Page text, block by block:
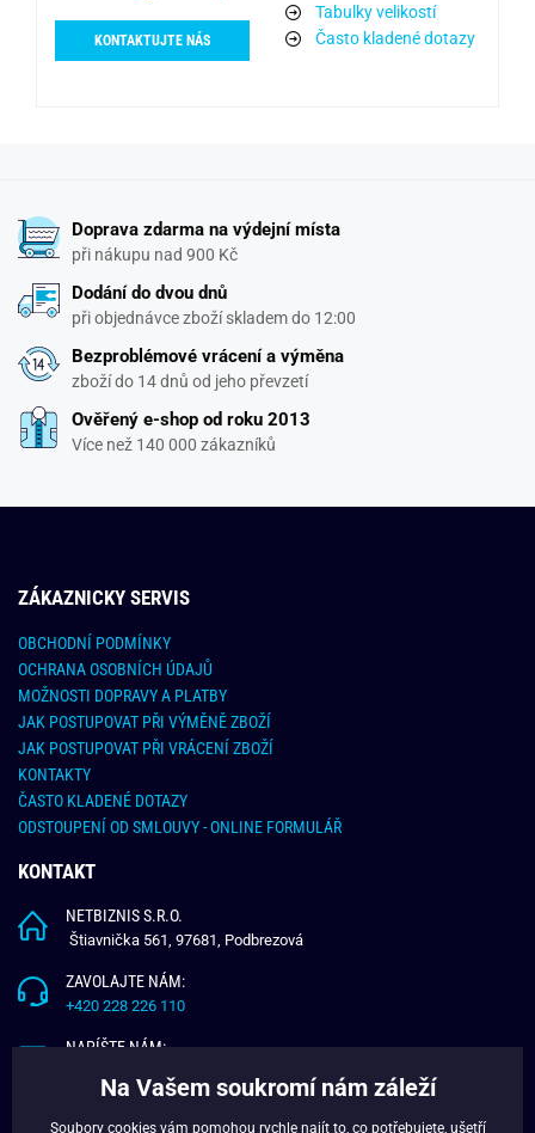
KONTAKTUJTE NÁS
Tabulky velikostí
Často kladené dotazy
Doprava zdarma na výdejní místa
při nákupu nad 900 Kč
Dodání do dvou dnů
při objednávce zboží skladem do 12:00
Bezproblémové vrácení a výměna
zboží do 14 dnů od jeho převzetí
Ověřený e-shop od roku 2013
Více než 140 000 zákazníků
ZÁKAZNICKY SERVIS
OBCHODNÍ PODMÍNKY
OCHRANA OSOBNÍCH ÚDAJŮ
MOŽNOSTI DOPRAVY A PLATBY
JAK POSTUPOVAT PŘI VÝMĚNĚ ZBOŽÍ
JAK POSTUPOVAT PŘI VRÁCENÍ ZBOŽÍ
KONTAKTY
ČASTO KLADENÉ DOTAZY
ODSTOUPENÍ OD SMLOUVY - ONLINE FORMULÁŘ
KONTAKT
NETBIZNIS S.R.O.
Štiavnička 561, 97681, Podbrezová
ZAVOLAJTE NÁM:
+420 228 226 110
NAPÍŠTE NÁM:
Na Vašem soukromí nám záleží
Soubory cookies vám pomohou rychle najít to, co potřebujete, ušetří